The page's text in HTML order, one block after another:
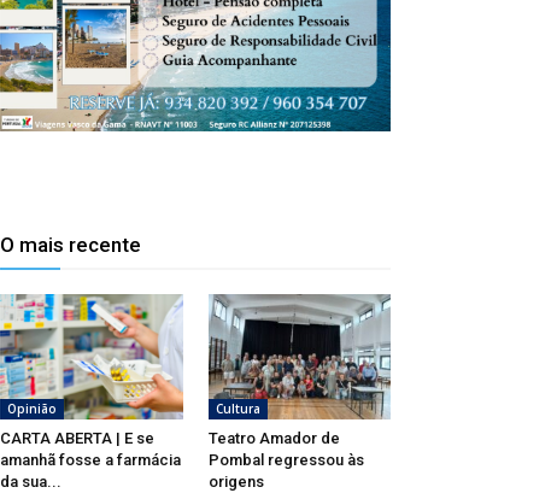
O mais recente
Opinião
CARTA ABERTA | E se
amanhã fosse a farmácia
da sua...
Cultura
Teatro Amador de
Pombal regressou às
origens